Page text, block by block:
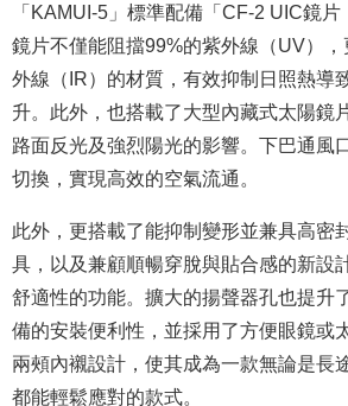
「KAMUI-5」標準配備「CF-2 UIC鏡
鏡片不僅能阻擋99%的紫外線（UV）
外線（IR）的材質，有效抑制日照熱導
升。此外，也搭載了大型內藏式太陽鏡
路面反光及強烈陽光的影響。下巴通風
切換，實現高效的空氣流通。
此外，更搭載了能抑制變形並兼具高密
具，以及兼顧順暢穿脫與貼合感的新設
舒適性的功能。擴大的揚聲器孔也提升
備的安裝便利性，並採用了方便眼鏡或
兩頰內襯設計，使其成為一款無論是長
都能輕鬆應對的款式。